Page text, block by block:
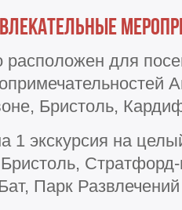
для
Бристоль,
1 экскурсия на
Парк